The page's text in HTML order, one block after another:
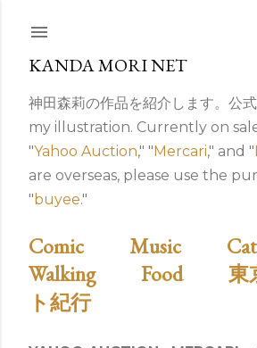
スキップしてメイン コン
KANDA MORI NET
神田森莉の作品を紹介します。公
my illustration. Currently on
"Yahoo Auction," "Mercari," and "
are overseas, please use the
"buyee."
Comic Music
Walking
Food
東
ト紀行